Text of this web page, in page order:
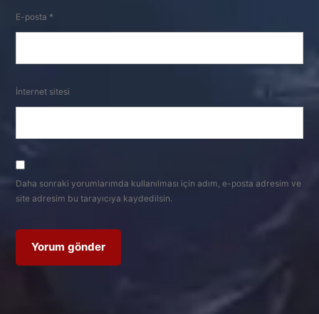
E-posta *
İnternet sitesi
Daha sonraki yorumlarımda kullanılması için adım, e-posta adresim ve
site adresim bu tarayıcıya kaydedilsin.